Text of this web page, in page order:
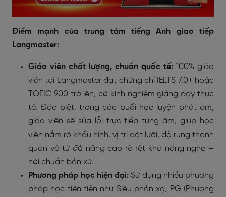
Điểm mạnh của trung tâm tiếng Anh giao tiếp
Langmaster:
Giáo viên chất lượng, chuẩn quốc tế: 100% giáo
viên tại Langmaster đạt chứng chỉ IELTS 7.0+ hoặc
TOEIC 900 trở lên, có kinh nghiệm giảng dạy thực
tế. Đặc biệt, trong các buổi học luyện phát âm,
giáo viên sẽ sửa lỗi trực tiếp từng âm, giúp học
viên nắm rõ khẩu hình, vị trí đặt lưỡi, độ rung thanh
quản và từ đó nâng cao rõ rệt khả năng nghe –
nói chuẩn bản xứ.
Phương pháp học hiện đại: Sử dụng nhiều phương
pháp học tiên tiến như Siêu phản xạ, PG (Phương